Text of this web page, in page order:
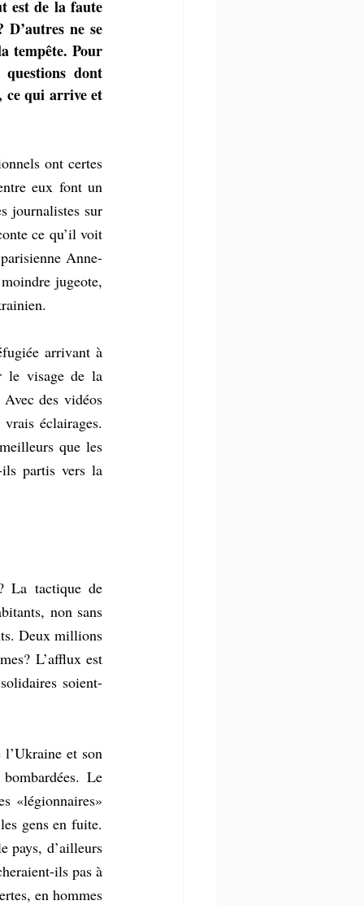
est de la faute
D’autres ne se
tempête. Pour
dont
ce qui arrive et
ont certes
eux font un
journalistes sur
ce qu’il voit
Anne-
jugeote,
arrivant à
le visage de la
des vidéos
éclairages.
que les
ils partis vers la
La tactique de
non sans
Deux millions
L’afflux est
soient-
et son
Le
«légionnaires»
gens en fuite.
pays, d’ailleurs
ils pas à
en hommes